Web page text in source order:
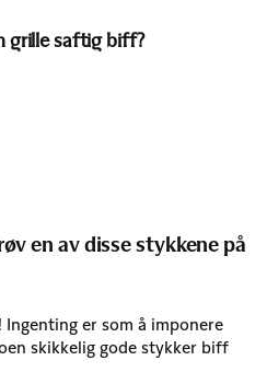
grille saftig biff?
en av disse stykkene på
er som å imponere
skikkelig gode stykker biff